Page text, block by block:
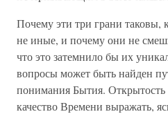
Почему эти три грани таковы,
не иные, и почему они не
что это затемнило бы их
вопросы может быть найден
понимания Бытия. Открытость
качество Времени выражать,